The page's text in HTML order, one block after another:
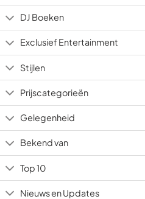
DJ Boeken
Exclusief Entertainment
Stijlen
Prijscategorieën
Gelegenheid
Bekend van
Top 10
Nieuws en Updates